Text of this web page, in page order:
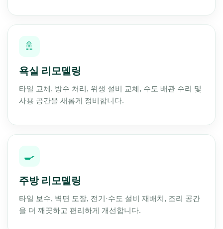
🚿
욕실 리모델링
타일 교체, 방수 처리, 위생 설비 교체, 수도 배관 수리 및
사용 공간을 새롭게 정비합니다.
🍳
주방 리모델링
타일 보수, 벽면 도장, 전기·수도 설비 재배치, 조리 공간
을 더 깨끗하고 편리하게 개선합니다.